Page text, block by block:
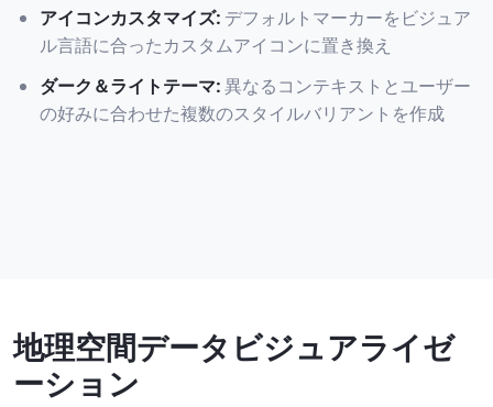
アイコンカスタマイズ: デフォルトマーカーをビジュア
ル言語に合ったカスタムアイコンに置き換え
ダーク＆ライトテーマ:異なるコンテキストとユーザー
の好みに合わせた複数のスタイルバリアントを作成
地理空間データビジュアライゼ
ーション